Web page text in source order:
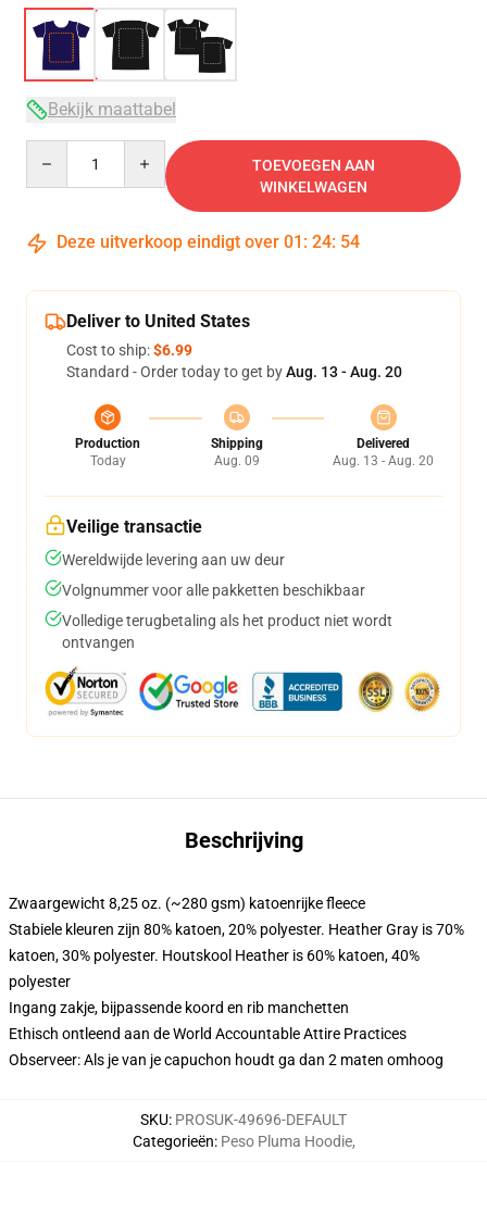
Bekijk maattabel
TOEVOEGEN AAN
WINKELWAGEN
Deze uitverkoop eindigt over 01 : 24: 54
Deliver to United States
Cost to ship:$6.99
Standard - Order today to get byAug. 13 - Aug. 20
Production
Today
Shipping
Aug. 09
Delivered
Aug. 13 - Aug. 20
Veilige transactie
Wereldwijde levering aan uw deur
Volgnummer voor alle pakketten beschikbaar
Volledige terugbetaling als het product niet wordt
ontvangen
Beschrijving
Zwaargewicht 8,25 oz. (~280 gsm) katoenrijke fleece
Stabiele kleuren zijn 80% katoen, 20% polyester. Heather Gray is 70%
katoen, 30% polyester. Houtskool Heather is 60% katoen, 40%
polyester
Ingang zakje, bijpassende koord en rib manchetten
Ethisch ontleend aan de World Accountable Attire Practices
Observeer: Als je van je capuchon houdt ga dan 2 maten omhoog
SKU: PROSUK-49696-DEFAULT
Categorieën: Peso Pluma Hoodie,